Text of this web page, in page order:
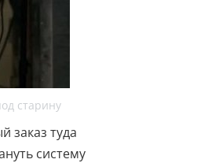
старину
заказ туда
систему